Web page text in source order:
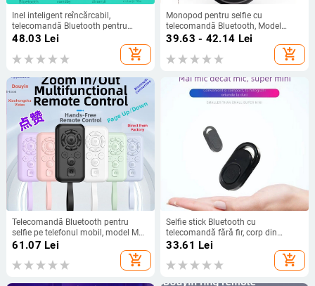
Inel inteligent reîncărcabil,
telecomandă Bluetooth pentru
selfie — Model R10, Bluetooth 5.0,
48.03 Lei
add_shopping_cart
Monopod pentru selfie cu
telecomandă Bluetooth, Model
6220, Bluetooth 4.0, Material
39.63 - 42.14 Lei
add_shopping_cart
Telecomandă Bluetooth pentru
selfie pe telefonul mobil, model M9,
Bluetooth 4.0, ABS, 50 g
61.07 Lei
add_shopping_cart
Selfie stick Bluetooth cu
telecomandă fără fir, corp din
plastic, Bluetooth 3.0
33.61 Lei
add_shopping_cart